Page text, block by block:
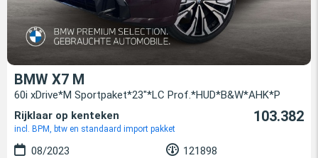
BMW X7 M
60i xDrive*M Sportpaket*23"*LC Prof.*HUD*B&W*AHK*P
Rijklaar op kenteken
incl. BPM, btw en standaard import pakket
103.382
08/2023
121898